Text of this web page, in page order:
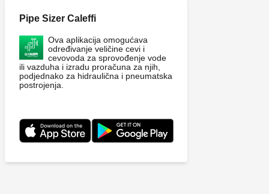
Pipe Sizer Caleffi
Ova aplikacija omogućava
određivanje veličine cevi i
cevovoda za sprovođenje vode
ili vazduha i izradu proračuna za njih,
podjednako za hidraulična i pneumatska
postrojenja.